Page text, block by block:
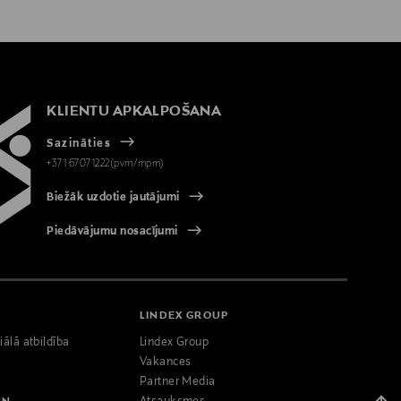
KLIENTU APKALPOŠANA
Sazināties
+371 67071222(pvm/mpm)
Biežāk uzdotie jautājumi
Piedāvājumu nosacījumi
atbildība
LINDEX GROUP
Lindex Group
Vakances
Partner Media